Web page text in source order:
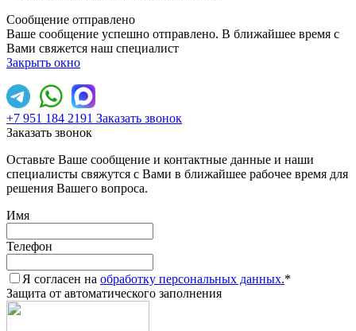
Сообщение отправлено
Ваше сообщение успешно отправлено. В ближайшее время с
Вами свяжется наш специалист
Закрыть окно
+7 951 184 2191 Заказать звонок
Заказать звонок
Оставьте Ваше сообщение и контактные данные и наши
специалисты свяжутся с Вами в ближайшее рабочее время для
решения Вашего вопроса.
Имя
Телефон
Я согласен на обработку персональных данных.*
Защита от автоматического заполнения